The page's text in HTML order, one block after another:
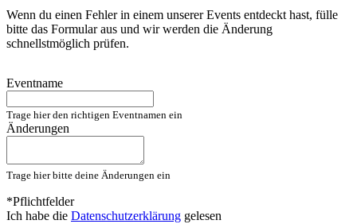
Wenn du einen Fehler in einem unserer Events entdeckt hast, fülle
bitte das Formular aus und wir werden die Änderung
schnellstmöglich prüfen.
Eventname
Trage hier den richtigen Eventnamen ein
Änderungen
Trage hier bitte deine Änderungen ein
*Pflichtfelder
Ich habe die Datenschutzerklärung gelesen